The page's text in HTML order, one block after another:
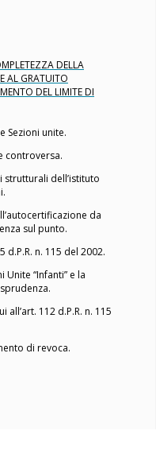
DELLA
AL GRATUITO
DEL LIMITE DI
Sezioni unite.
controversa.
dell’istituto
da
sul punto.
d.P.R. n. 115 del 2002.
Unite “Infanti” e la
112 d.P.R. n. 115
di revoca.